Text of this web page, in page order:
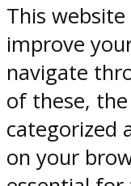
This
improve
navigate
of these,
categorized
on your